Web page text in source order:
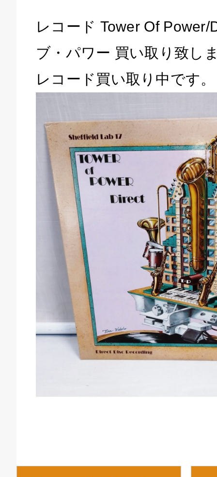
レコード Tower Of
ブ・パワー 買い取り致し
レコード買い取り中です。
ドキ 磐田店
生活館 豊橋東脇本店